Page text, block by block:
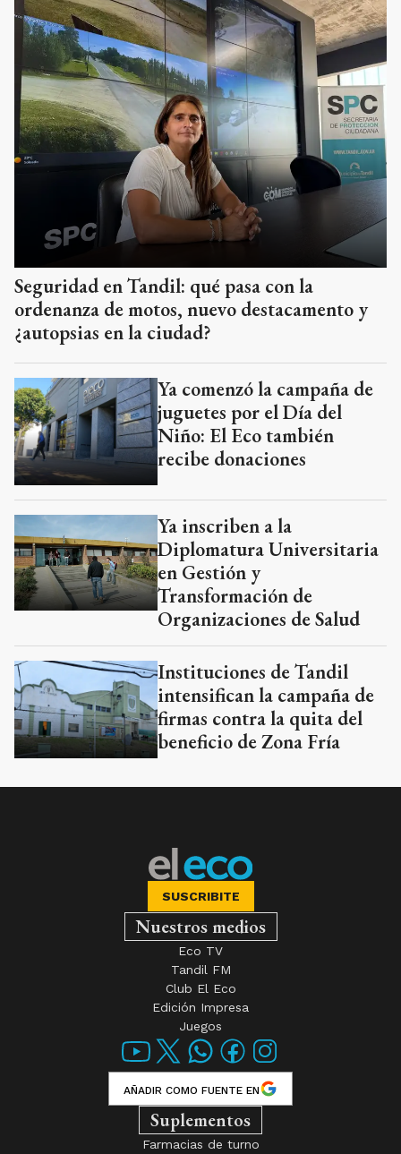
Seguridad en Tandil: qué pasa con la
ordenanza de motos, nuevo destacamento y
¿autopsias en la ciudad?
Ya comenzó la campaña de
juguetes por el Día del
Niño: El Eco también
recibe donaciones
Ya inscriben a la
Diplomatura Universitaria
en Gestión y
Transformación de
Organizaciones de Salud
Instituciones de Tandil
intensifican la campaña de
firmas contra la quita del
beneficio de Zona Fría
SUSCRIBITE
Nuestros medios
Eco TV
Tandil FM
Club El Eco
Edición Impresa
Juegos
AÑADIR COMO FUENTE EN
Suplementos
Farmacias de turno